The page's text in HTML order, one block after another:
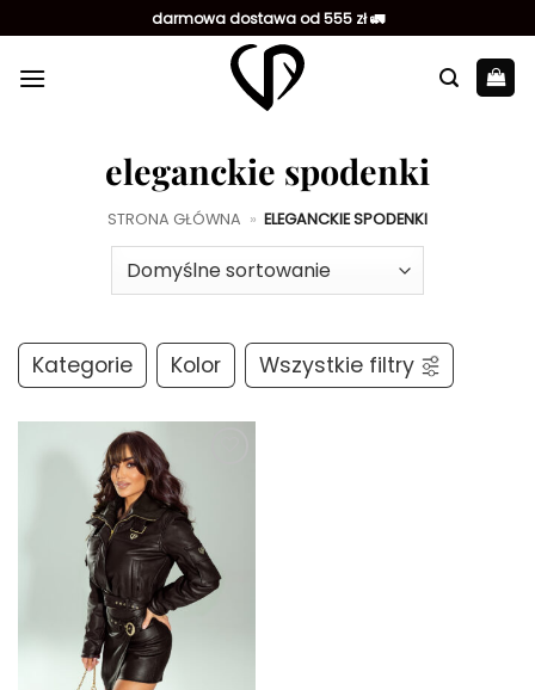
do
zawartości
darmowa dostawa od 555 zł 🚛
eleganckie spodenki
STRONA GŁÓWNA » ELEGANCKIE SPODENKI
Kategorie Kolor Wszystkie filtry
Dodaj do
ulubionych